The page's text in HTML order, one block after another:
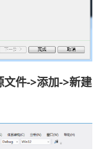
件->添加->新建